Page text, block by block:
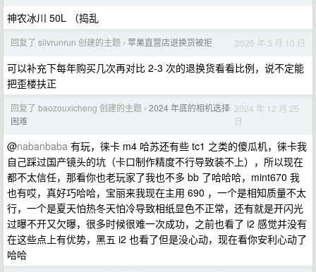
神农冰川 50L （捣乱
回复了 silvrunrun 创建的主题 › 苹果直营店退换货被拒 2025 年 3 月 10 日
可以补充下每年购买几次再对比 2-3 次的退换货看看比例，说不定能
把歪楼扶正
回复了 baozouxicheng 创建的主题 › 2024 年底的相机选择
困难
2024 年 12 月 25
日
@nabanbaba 有玩，徕卡 m4 哈苏还有些 tc1 之类的傻瓜机，徕卡我
自己踩过国产镜头的坑（卡口制作精度不行导致装不上），所以现在
都不太信任，那看你也老玩家了我也不多 bb 了哈哈哈，mint670 我
也有哎，真好巧哈哈，宝丽来我现在主用 690 ，一个是相知质量不太
行，一个是夏天怕热冬天怕冷导致相纸显色不正常，还有就是开闪光
过曝不开又欠曝，很多时候很难一次成功，之前也看了 i2 感觉并没有
在这些点上有优势，黑五 i2 也看了但是没心动，现在看你安利心动了
哈哈